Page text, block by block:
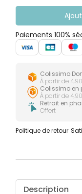
Paiements 100%
Colissimo
À partir de
Colissimo en
À partir de
Retrait en
Offert
Politique de retour
Description